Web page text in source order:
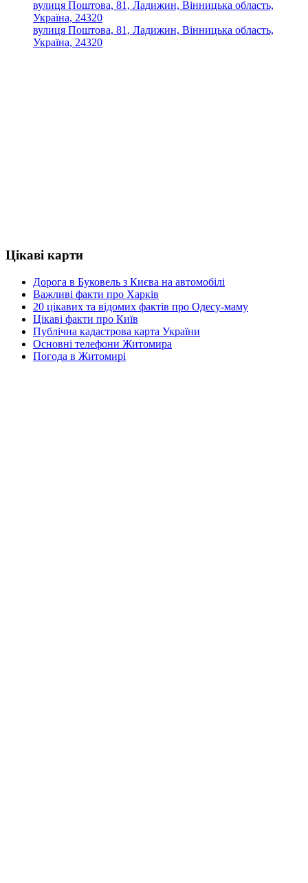
вулиця Поштова, 81, Ладижин, Вінницька область,
Україна, 24320
вулиця Поштова, 81, Ладижин, Вінницька область,
Україна, 24320
Цікаві карти
Дорога в Буковель з Києва на автомобілі
Важливі факти про Харків
20 цікавих та відомих фактів про Одесу-маму
Цікаві факти про Київ
Публічна кадастрова карта України
Основні телефони Житомира
Погода в Житомирі